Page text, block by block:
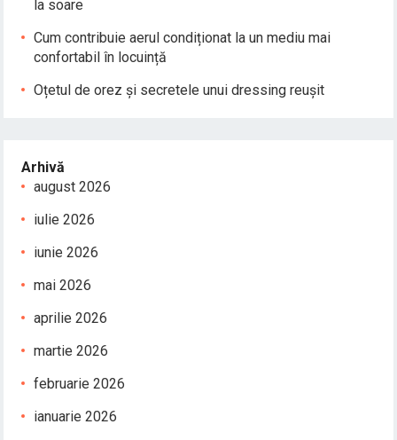
la soare
Cum contribuie aerul condiționat la un mediu mai
confortabil în locuință
Oțetul de orez și secretele unui dressing reușit
Arhivă
august 2026
iulie 2026
iunie 2026
mai 2026
aprilie 2026
martie 2026
februarie 2026
ianuarie 2026